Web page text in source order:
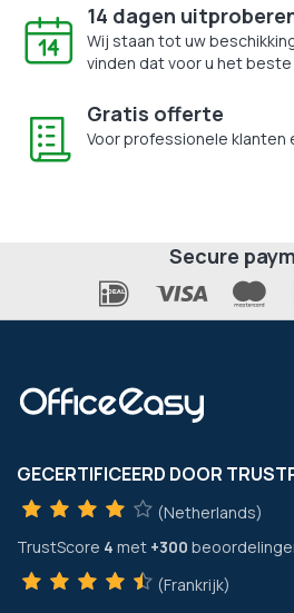
14 dagen
Wij staan tot uw
vinden dat voor u het beste
Gratis offerte
Voor professionele klanten
Secure
GECERTIFICEERD DOOR
(Netherlands)
TrustScore 4 met +300
(Frankrijk)